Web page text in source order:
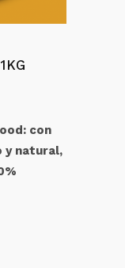
con
y natural,